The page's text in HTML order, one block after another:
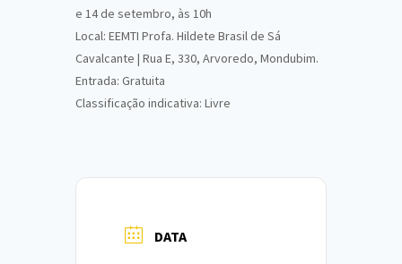
e 14 de setembro, às 10h
Local: EEMTI Profa. Hildete Brasil de Sá
Cavalcante | Rua E, 330, Arvoredo, Mondubim.
Entrada: Gratuita
Classificação indicativa: Livre
DATA